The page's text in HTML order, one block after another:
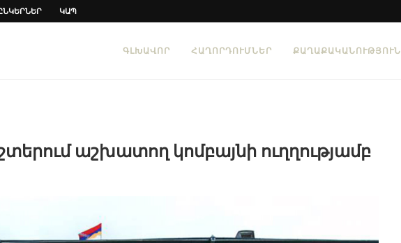
ԿԱՊ
ԳԼԽԱՎՈՐ ՀԱՂՈՐԴՈՒՄՆԵՐ ՔԱՂԱՔԱԿԱՆՈՒԹՅՈՒՆ
աշխատող կոմբայնի ուղղությամբ